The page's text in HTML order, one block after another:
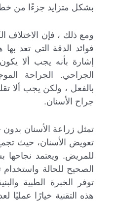
بشكل متزايد جزءًا من
ومع ذلك ، فإن الاختلاف
فوائد الدقة التي تعد
إشارة بأنه يجب ألا
الجراحي. الجراحة
بالفعل ، ولكن يجب ألا
جراح الأسنان.
تمثل زراعة الأسنان
تعويض الأسنان، حيث تجمع
للمريض. ويعتمد
الصحيح للحالة
توفر الخبرة الطبية
هذه التقنية خيارًا عمليًا